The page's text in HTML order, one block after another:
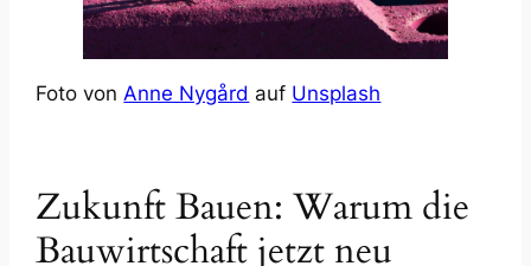
Foto vonAnne Nygård auf Unsplash
Zukunft Bauen: Warum die
Bauwirtschaft jetzt neu